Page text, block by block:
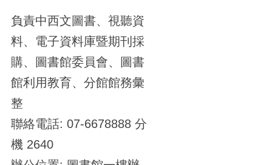
負責中西文圖書、視聽資
料、電子資料庫暨期刊採
購、圖書館委員會、圖書
館利用教育、分館館務彙
整
聯絡電話: 07-6678888 分
機 2640